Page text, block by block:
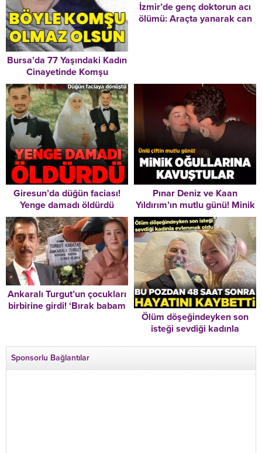
Bursa’da 77 Yaşındaki Kadın
Cinayetinde Komşu
Tutuklandı: Kanlı Kıyafetler
Evinde Bulundu
İzmir’de genç doktorun acı
ölümü: Araçta yanarak can
Giresun’da düğün faciası!
Yenge damadı öldürdü
Pınar Deniz ve Kaan
Yıldırım’ın mutlu günü! Minik
oğullarına kavuştular
Ankaralı Turgut’un çocukları
birbirine girdi! ‘Bırak babam
Ölüm döşeğindeyken son
isteği sevdiği kadınla
Sponsorlu Bağlantılar